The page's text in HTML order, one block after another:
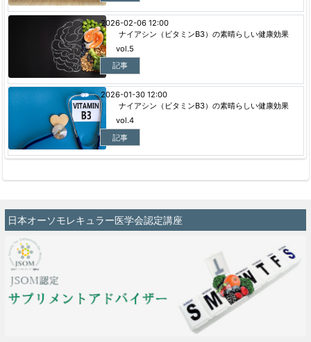
ナイアシン（ビタミンB3）の素晴らしい健康効果
vol.5
記事
2026-02-06 12:00
ナイアシン（ビタミンB3）の素晴らしい健康効果
vol.4
記事
2026-01-30 12:00
日本オーソモレキュラー医学会認定講座